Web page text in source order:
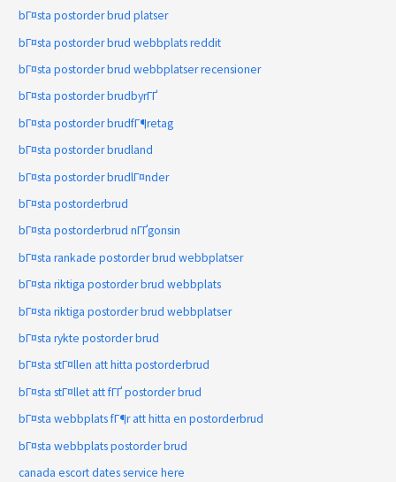
bГ¤sta postorder brud platser
bГ¤sta postorder brud webbplats reddit
bГ¤sta postorder brud webbplatser recensioner
bГ¤sta postorder brudbyrГҐ
bГ¤sta postorder brudfГ¶retag
bГ¤sta postorder brudland
bГ¤sta postorder brudlГ¤nder
bГ¤sta postorderbrud
bГ¤sta postorderbrud nГҐgonsin
bГ¤sta rankade postorder brud webbplatser
bГ¤sta riktiga postorder brud webbplats
bГ¤sta riktiga postorder brud webbplatser
bГ¤sta rykte postorder brud
bГ¤sta stГ¤llen att hitta postorderbrud
bГ¤sta stГ¤llet att fГҐ postorder brud
bГ¤sta webbplats fГ¶r att hitta en postorderbrud
bГ¤sta webbplats postorder brud
canada escort dates service here